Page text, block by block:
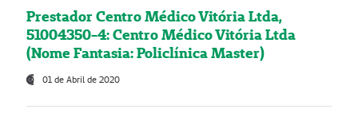
Prestador Centro Médico Vitória Ltda,
51004350-4: Centro Médico Vitória Ltda
(Nome Fantasia: Policlínica Master)
01 de Abril de 2020